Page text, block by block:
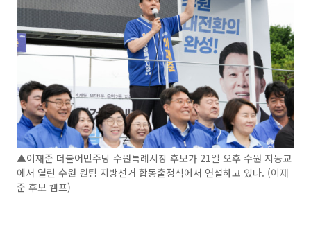
▲이재준 더불어민주당 수원특례시장 후보가 21일 오후 수원 지동교
에서 열린 수원 원팀 지방선거 합동출정식에서 연설하고 있다. (이재
준 후보 캠프)